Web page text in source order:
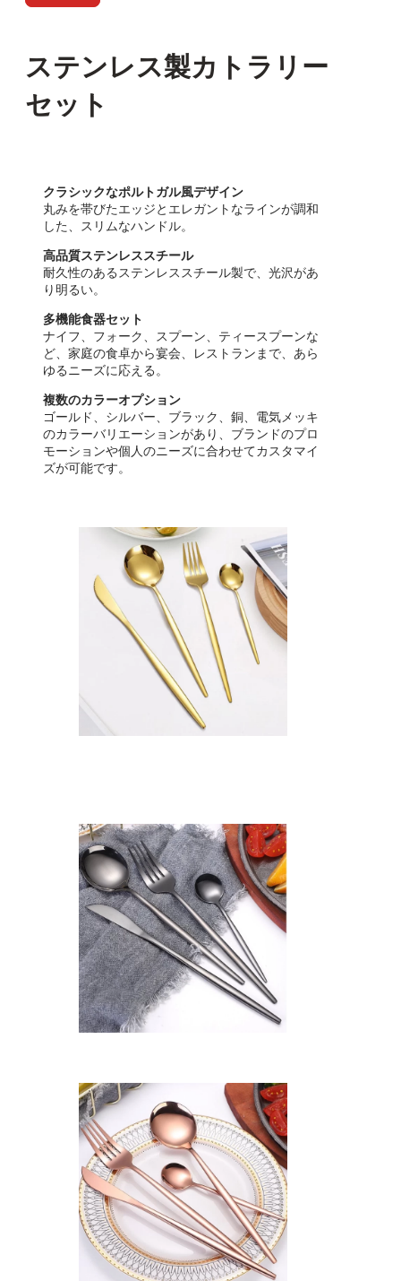
ステンレス製カトラリー
セット
クラシックなポルトガル風デザイン
丸みを帯びたエッジとエレガントなラインが調和
した、スリムなハンドル。
高品質ステンレススチール
耐久性のあるステンレススチール製で、光沢があ
り明るい。
多機能食器セット
ナイフ、フォーク、スプーン、ティースプーンな
ど、家庭の食卓から宴会、レストランまで、あら
ゆるニーズに応える。
複数のカラーオプション
ゴールド、シルバー、ブラック、銅、電気メッキ
のカラーバリエーションがあり、ブランドのプロ
モーションや個人のニーズに合わせてカスタマイ
ズが可能です。